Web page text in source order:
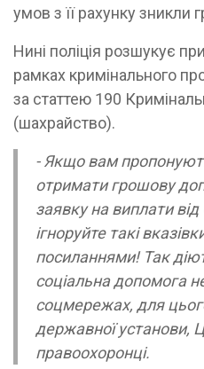
умов з її рахунку зникли
Нині поліція розшукує
рамках кримінального
за статтею 190
(шахрайство).
- Якщо вам
отримати грошову
заявку на виплати
ігноруйте такі
посиланнями! Так
соціальна допомога
соцмережах, для
державної установи,
правоохоронці.